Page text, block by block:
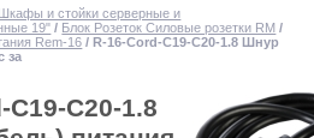
Шкафы и стойки серверные и
19" / Блок Розеток Силовые розетки RM /
Rem-16 / R-16-Cord-C19-C20-1.8 Шнур
за
C19-C20-1.8